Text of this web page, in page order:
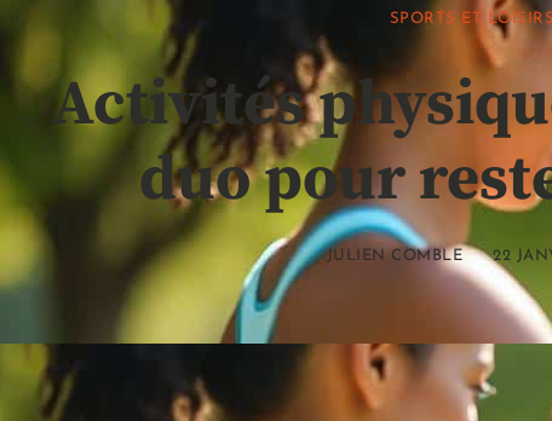
SPORTS ET
Activités
duo pour
JULIEN COMBLE 22